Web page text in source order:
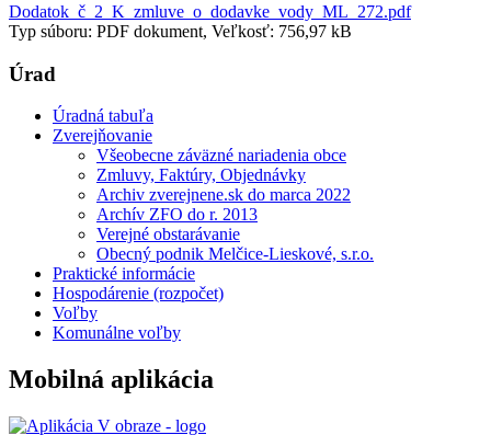
Dodatok_č_2_K_zmluve_o_dodavke_vody_ML_272.pdf
Typ súboru: PDF dokument, Veľkosť: 756,97 kB
Úrad
Úradná tabuľa
Zverejňovanie
Všeobecne záväzné nariadenia obce
Zmluvy, Faktúry, Objednávky
Archiv zverejnene.sk do marca 2022
Archív ZFO do r. 2013
Verejné obstarávanie
Obecný podnik Melčice-Lieskové, s.r.o.
Praktické informácie
Hospodárenie (rozpočet)
Voľby
Komunálne voľby
Mobilná aplikácia